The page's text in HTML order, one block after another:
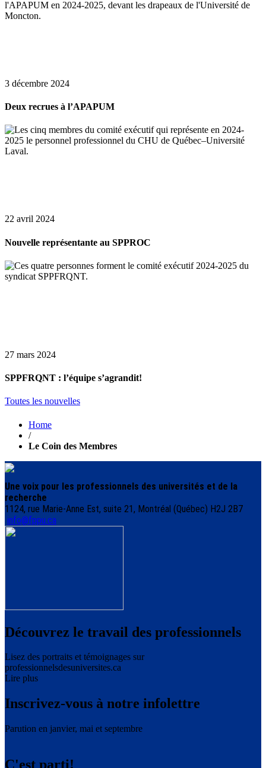
3 décembre 2024
Deux recrues à l’APAPUM
22 avril 2024
Nouvelle représentante au SPPROC
27 mars 2024
SPPFRQNT : l’équipe s’agrandit!
Toutes les nouvelles
Home
/
Le Coin des Membres
Une voix pour les professionnels des universités et de la
recherche
1124, rue Marie-Anne Est, suite 21, Montréal (Québec) H2J 2B7
info@fppu.ca
Découvrez le travail des professionnels
Lisez des portraits et témoignages sur
professionnelsdesuniversites.ca
Lire plus
Inscrivez-vous à notre infolettre
Parution en janvier, mai et septembre
C'est parti!